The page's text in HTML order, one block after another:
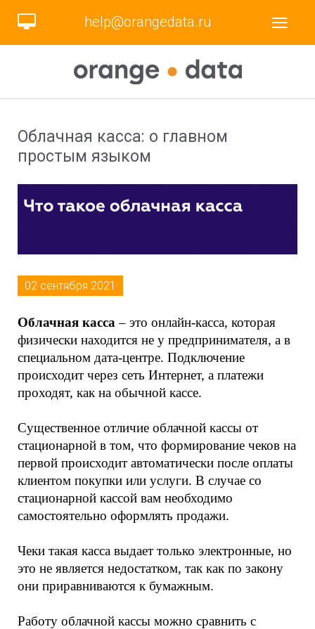
help@orangedata.ru
Облачная касса: о главном
простым языком
02 сентября 2021
Облачная касса – это онлайн-касса, которая
физически находится не у предпринимателя, а в
специальном дата-центре. Подключение
происходит через сеть Интернет, а платежи
проходят, как на обычной кассе.
Существенное отличие облачной кассы от
стационарной в том, что формирование чеков на
первой происходит автоматически после оплаты
клиентом покупки или услуги. В случае со
стационарной кассой вам необходимо
самостоятельно оформлять продажи.
Чеки такая касса выдает только электронные, но
это не является недостатком, так как по закону
они приравниваются к бумажным.
Работу облачной кассы можно сравнить с